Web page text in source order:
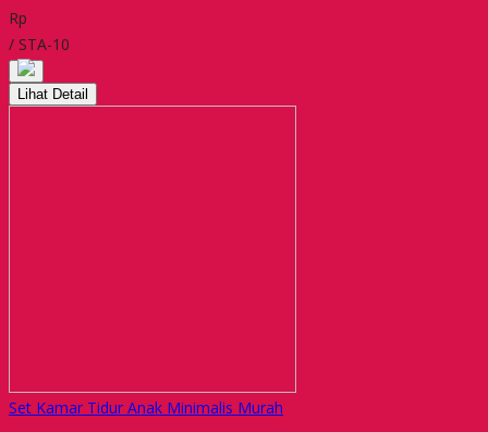
Rp
/ STA-10
Lihat Detail
Set Kamar Tidur Anak Minimalis Murah